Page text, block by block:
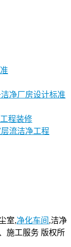
净厂房设计标准
程装修
流洁净工程
室,净化车间 ,洁净
施工服务 版权所